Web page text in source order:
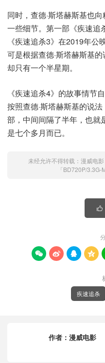
同时，查德·斯塔赫斯基也
一些细节。第一部《疾速追
《疾速追杀3》在2019年公
可是根据查德·斯塔赫斯基
却只有一个半星期。
《疾速追杀4》的故事情节
按照查德·斯塔赫斯基的说
部，中间间隔了半年，也就
是七个多月而已。
未经允许不得转载： 漫威电影
「BD720P/

   
疾速追杀
作者： 漫威电影